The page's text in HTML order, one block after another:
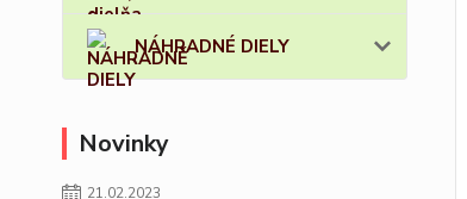
NÁHRADNÉ DIELY
Novinky
21.02.2023